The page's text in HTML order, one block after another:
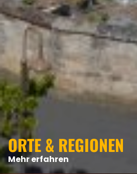
ORTE & REGIONEN
Mehr erfahren